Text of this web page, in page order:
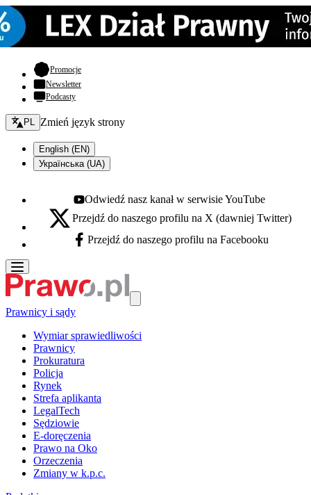
Promocje- otwiera się w nowej karcie
Newsletter
Podcasty
Zmień język - bieżący:
PL Zmień język strony
English (EN)
Українська (UA)
Youtube - otwiera się w nowej karcie
Odwiedź nasz kanał w serwisie YouTube
X - otwiera się w nowej karcie
Przejdź do naszego profilu na X (dawniej Twitter)
Facebook - otwiera się w nowej karcie
Przejdź do naszego profilu na Facebooku
Prawnicy i sądy
Wymiar sprawiedliwości
Prawnicy
Prokuratura
Policja
Rynek
Strefa aplikanta
LegalTech
Sędziowie
E-doręczenia
Prawo na Oko
Orzeczenia
Zmiany w k.p.c.